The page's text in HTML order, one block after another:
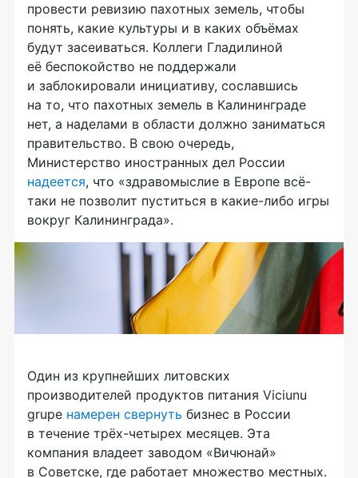
провести ревизию пахотных земель, чтобы
понять, какие культуры и в каких объёмах
будут засеиваться. Коллеги Гладилиной
её беспокойство не поддержали
и заблокировали инициативу, сославшись
на то, что пахотных земель в Калининграде
нет, а наделами в области должно заниматься
правительство. В свою очередь,
Министерство иностранных дел России
надеется, что «здравомыслие в Европе всё-
таки не позволит пуститься в какие-либо игры
вокруг Калининграда».
Один из крупнейших литовских
производителей продуктов питания Viciunu
grupe намерен свернуть бизнес в России
в течение трёх-четырех месяцев. Эта
компания владеет заводом «Вичюнай»
в Советске, где работает множество местных.